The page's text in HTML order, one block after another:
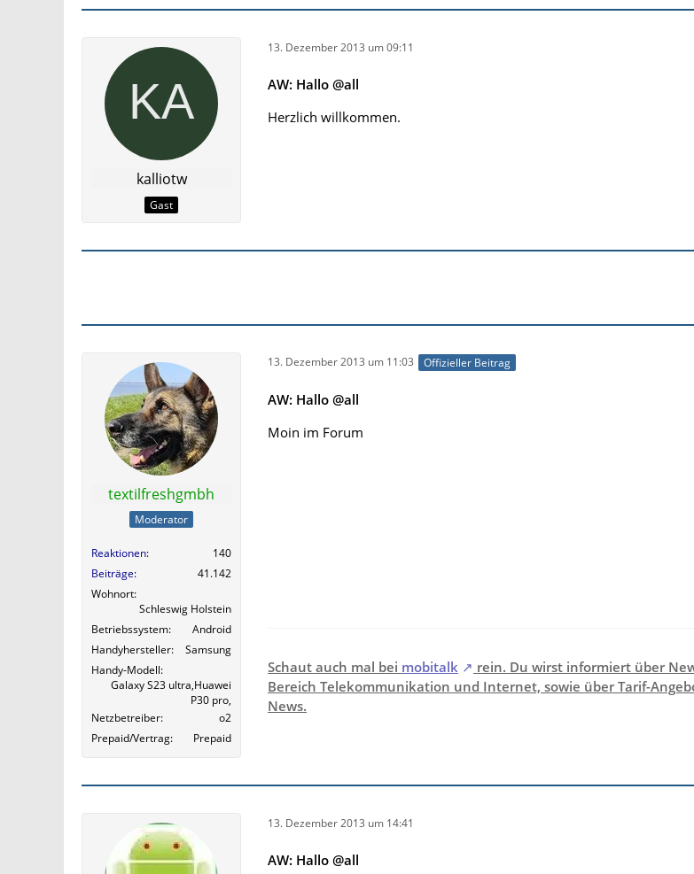
kalliotw
Gast
13. Dezember 2013 um 09:11
AW: Hallo @all
Herzlich willkommen.
textilfreshgmbh
Moderator
Reaktionen
140
Beiträge
41.142
Wohnort
Schleswig Holstein
Betriebssystem
Android
Handyhersteller
Samsung
Handy-Modell
Galaxy S23 ultra,Huawei
P30 pro,
Netzbetreiber
o2
Prepaid/Vertrag
Prepaid
13. Dezember 2013 um 11:03 Offizieller Beitrag
AW: Hallo @all
Moin im Forum
Schaut auch mal bei mobitalk
rein. Du wirst informiert über
Bereich Telekommunikation und Internet, sowie über Tarif-
News.
13. Dezember 2013 um 14:41
AW: Hallo @all